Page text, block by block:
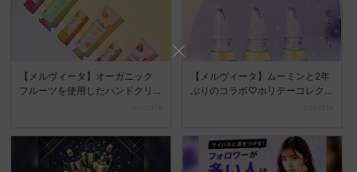
【メルヴィータ】オーガニック
フルーツを使用したハンドクリ
【メルヴィータ】ムーミンと2年
ぶりのコラボ♡ホリデーコレク